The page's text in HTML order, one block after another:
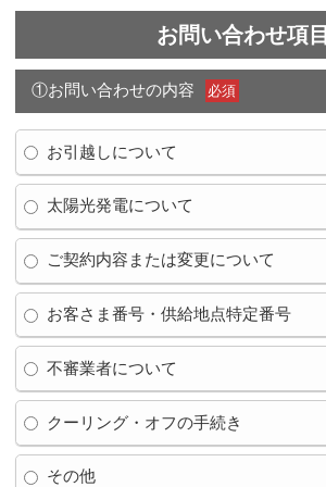
お問い合わせ項目
①お問い合わせの内容 必須
お引越しについて
太陽光発電について
ご契約内容または変更について
お客さま番号・供給地点特定番号
不審業者について
クーリング・オフの手続き
その他